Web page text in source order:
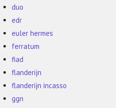
duo
edr
euler hermes
ferratum
fiad
flanderijn
flanderijn incasso
ggn